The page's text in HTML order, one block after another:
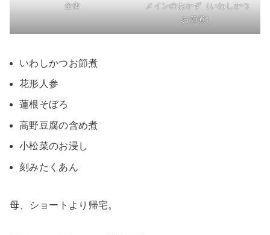
全体
メインのおかず（いわしかつ
お節煮）
いわしかつお節煮
花形人参
蓮根そぼろ
高野豆腐の含め煮
小松菜のお浸し
刻みたくあん
母、ショートより帰宅。